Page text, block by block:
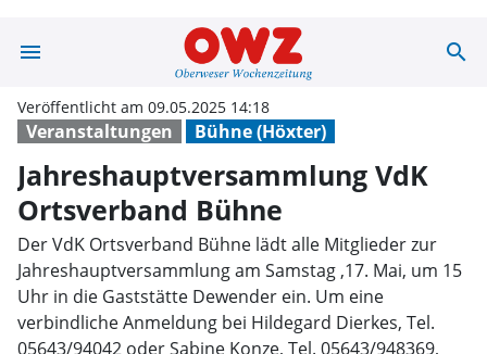
menu search
Veranstaltungen Bühne (Höxter)
Veröffentlicht am 09.05.2025 14:18
Jahreshauptversammlung VdK
Ortsverband Bühne
Der VdK Ortsverband Bühne lädt alle Mitglieder zur
Jahreshauptversammlung am Samstag ,17. Mai, um 15
Uhr in die Gaststätte Dewender ein. Um eine
verbindliche Anmeldung bei Hildegard Dierkes, Tel.
05643/94042 oder Sabine Konze, Tel. 05643/948369,